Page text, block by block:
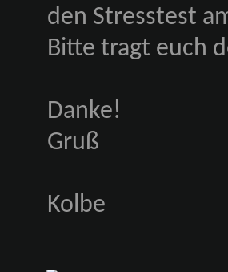
den Stresstest
Bitte tragt euch
Danke!
Gruß
Kolbe